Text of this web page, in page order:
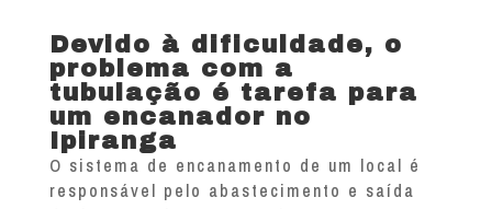
Devido à dificuldade, o
problema com a
tubulação é tarefa para
um encanador no
Ipiranga
O sistema de encanamento de um local é
responsável pelo abastecimento e saída